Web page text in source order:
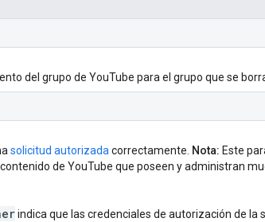
del grupo de YouTube para el grupo que se
solicitud autorizada correctamente. Nota: Este
de YouTube que poseen y administran
indica que las credenciales de autorización de la